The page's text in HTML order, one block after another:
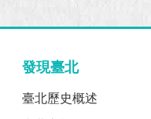
發現臺北
臺北歷史概述